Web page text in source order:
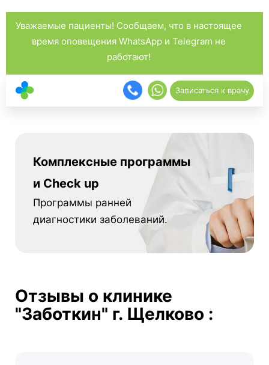
Уважаемые пациенты! Сообщаем, что в настоящее
время оповещения WhatsApp и Telegram не
работают!
Записаться к врачу
Комплексные программы
и Check up
Программы ранней
диагностики заболеваний.
Отзывы о клинике
"Заботкин" г. Щелково :